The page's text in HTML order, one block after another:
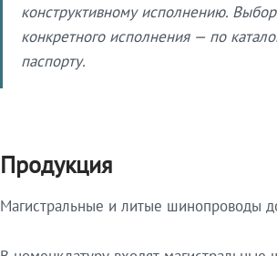
конструктивному исполнению. Выбор
конкретного исполнения — по
паспорту.
Продукция
Магистральные и литые шинопроводы